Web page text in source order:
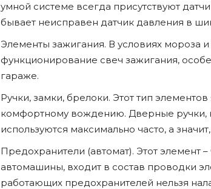
умной системе всегда присутствуют
бывает неисправен датчик давления в
Элементы зажигания. В условиях мороза
функционирование свеч зажигания,
гараже.
Ручки, замки, брелоки. Этот тип
комфортному вождению. Дверные ручки,
используются максимально часто, а
Предохранители (автомат). Этот элемент
автомашины, входит в состав проводки
работающих предохранителей нельзя